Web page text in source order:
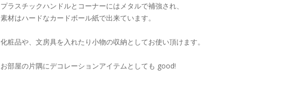
プラスチックハンドルとコーナーにはメタルで補強され、
素材はハードなカードボール紙で出来ています。
化粧品や、文房具を入れたり小物の収納としてお使い頂けます。
お部屋の片隅にデコレーションアイテムとしても good!